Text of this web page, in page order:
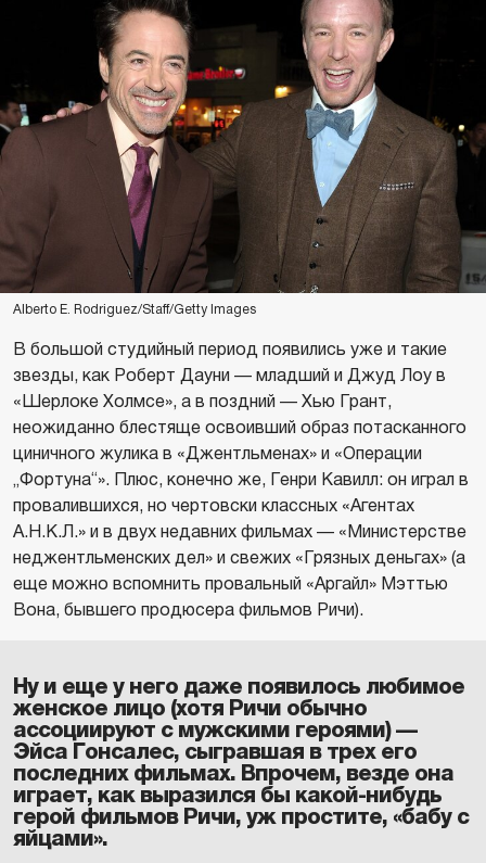
Alberto E. Rodriguez/Staff/Getty Images
В большой студийный период появились уже и такие
звезды, как Роберт Дауни — младший и Джуд Лоу в
«Шерлоке Холмсе», а в поздний — Хью Грант,
неожиданно блестяще освоивший образ потасканного
циничного жулика в «Джентльменах» и «Операции
„Фортуна“». Плюс, конечно же, Генри Кавилл: он играл в
провалившихся, но чертовски классных «Агентах
А.Н.К.Л.» и в двух недавних фильмах — «Министерстве
неджентльменских дел» и свежих «Грязных деньгах» (а
еще можно вспомнить провальный «Аргайл» Мэттью
Вона, бывшего продюсера фильмов Ричи).
Ну и еще у него даже появилось любимое
женское лицо (хотя Ричи обычно
ассоциируют с мужскими героями) —
Эйса Гонсалес, сыгравшая в трех его
последних фильмах. Впрочем, везде она
играет, как выразился бы какой-нибудь
герой фильмов Ричи, уж простите, «бабу с
яйцами».